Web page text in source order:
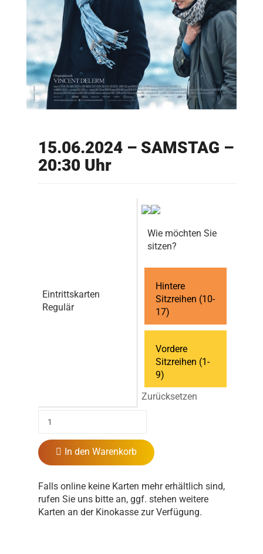
15.06.2024 – SAMSTAG –
20:30 Uhr
Eintrittskarten
Regulär
Wie möchten Sie
sitzen?
Hintere
Sitzreihen (10-
17)
Vordere
Sitzreihen (1-
9)
Zurücksetzen
In den Warenkorb
Falls online keine Karten mehr erhältlich sind,
rufen Sie uns bitte an, ggf. stehen weitere
Karten an der Kinokasse zur Verfügung.